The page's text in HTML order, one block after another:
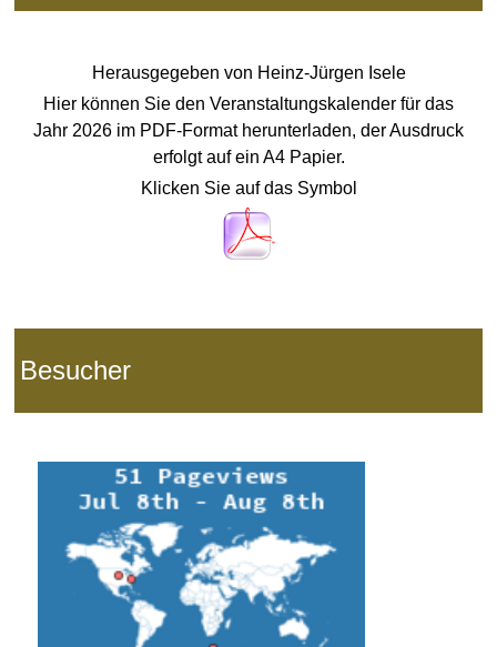
Herausgegeben von Heinz-Jürgen Isele
Hier können Sie den Veranstaltungskalender für das
Jahr 2026 im PDF-Format herunterladen, der Ausdruck
erfolgt auf ein A4 Papier.
Klicken Sie auf das Symbol
Besucher